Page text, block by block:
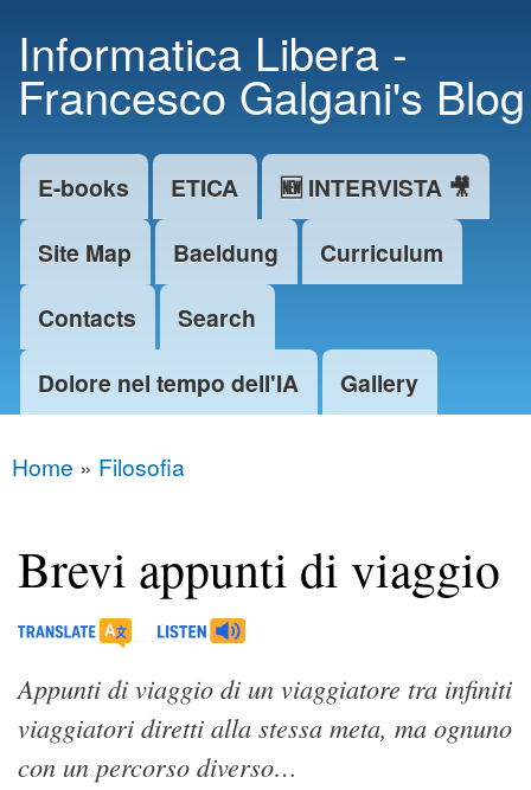
main
content
Informatica Libera -
Francesco Galgani's Blog
Main menu
E-books ETICA
🆕 INTERVISTA 🎥
Site Map
Baeldung
Curriculum
Contacts
Search
Dolore nel tempo dell'IA
Gallery
You are here
Home » Filosofia
Brevi appunti di viaggio
Appunti di viaggio di un viaggiatore tra infiniti
viaggiatori diretti alla stessa meta, ma ognuno
con un percorso diverso…